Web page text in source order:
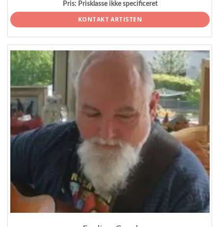
Pris: Prisklasse ikke specificeret
KONTAKT ARTISTEN
ProArtist